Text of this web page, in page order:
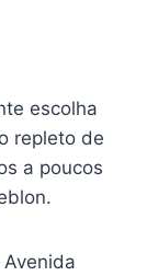
escolha
repleto de
a poucos